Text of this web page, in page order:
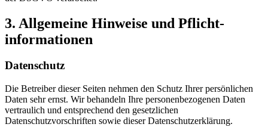
3. Allgemeine Hinweise und Pflicht­
informationen
Datenschutz
Die Betreiber dieser Seiten nehmen den Schutz Ihrer persönlichen
Daten sehr ernst. Wir behandeln Ihre personenbezogenen Daten
vertraulich und entsprechend den gesetzlichen
Datenschutzvorschriften sowie dieser Datenschutzerklärung.